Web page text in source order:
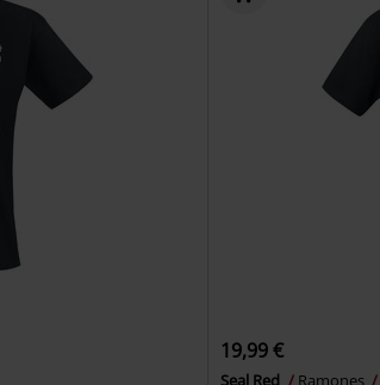
19,99 €
Seal Red Ramones